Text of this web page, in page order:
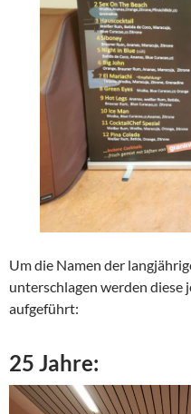
Um die Namen der
unterschlagen werden diese
aufgeführt:
25 Jahre: